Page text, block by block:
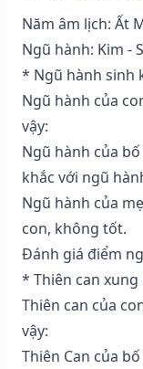
Năm âm lịch: Ất
Ngũ hành: Kim -
* Ngũ hành sinh
Ngũ hành của
vậy:
Ngũ hành của
khắc với ngũ
Ngũ hành của
con, không tốt.
Đánh giá điểm
* Thiên can xung
Thiên can của
vậy:
Thiên Can của